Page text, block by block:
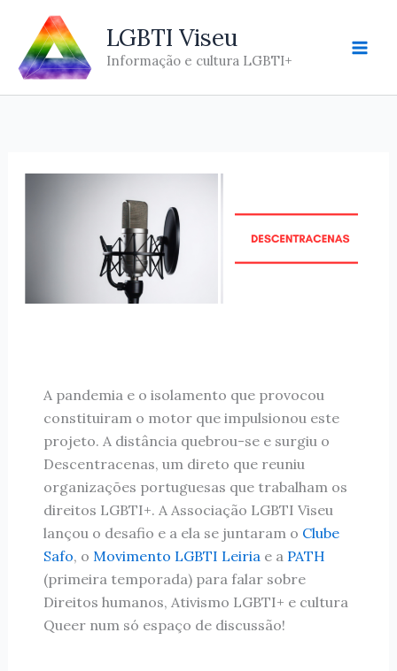
content
LGBTI Viseu
Informação e cultura LGBTI+
A pandemia e o isolamento que provocou
constituiram o motor que impulsionou este
projeto. A distância quebrou-se e surgiu o
Descentracenas, um direto que reuniu
organizações portuguesas que trabalham os
direitos LGBTI+. A Associação LGBTI Viseu
lançou o desafio e a ela se juntaram o Clube
Safo, o Movimento LGBTI Leiria e a PATH
(primeira temporada) para falar sobre
Direitos humanos, Ativismo LGBTI+ e cultura
Queer num só espaço de discussão!